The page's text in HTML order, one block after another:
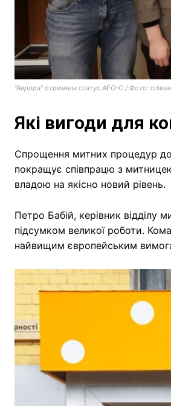
"Аврора" отримала статус АЕО-С / Фото:
Які вигоди для
Спрощення митних процедур
покращує співпрацю з
владою на якісно новий рівень.
Петро Бабій, керівник відділу
підсумком великої роботи.
найвищим європейським